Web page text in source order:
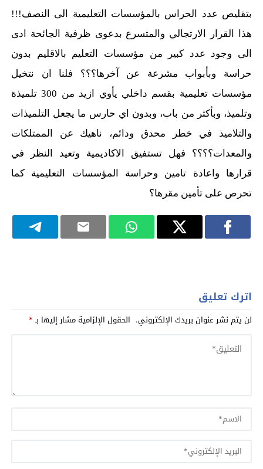
بتقليص عدد الحراس بالمؤسسات التعليمية الى النصف!!!
هذا القرار الارتجالي والمتسرع بدعوى ظرفية الجائحة ادى
الى وجود عدد كبير من مؤسسات التعليم بالاقليم بدون
حراسة وبأبواب مشرعة عن آخرها؟؟؟ فلنا ان نتخيل
مؤسسات تعليمية بقسم داخلي يأوي ازيد من 300 تلميذة
وتلميذ، وبأكثر من باب، وبدون اي حارس ما يجعل التلميذات
والتلاميذ في خطر محدق ودائم، ناهيك عن الممتلكات
والمعدات؟؟؟؟ فهل تستفيق الاكاديمية وتعيد النظر في
قرارها واعادة تامين وحراسة المؤسسات التعليمية كما
تحرص على تأمين مقرها؟
اترك تعليق
لن يتم نشر عنوان بريدك الإلكتروني. الحقول الإلزامية مشار إليها بـ*